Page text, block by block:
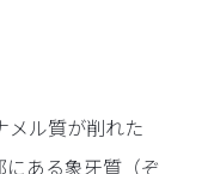
メル質が削れた
ある象牙質（ぞ